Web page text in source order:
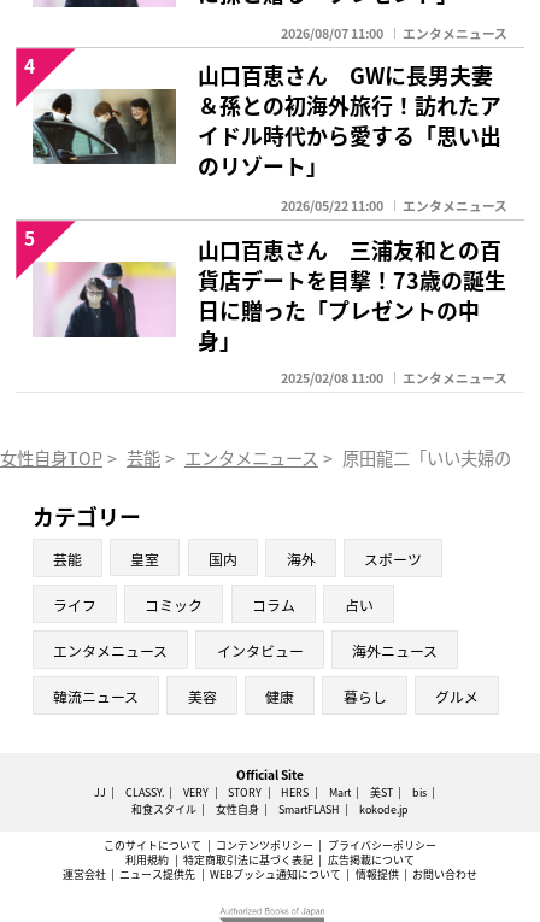
2026/08/07 11:00 エンタメニュース
山口百恵さん GWに長男夫妻
＆孫との初海外旅行！訪れたア
イドル時代から愛する「思い出
のリゾート」
2026/05/22 11:00 エンタメニュース
4
山口百恵さん 三浦友和との百
貨店デートを目撃！73歳の誕生
日に贈った「プレゼントの中
身」
2025/02/08 11:00 エンタメニュース
5
女性自身TOP > 芸能 > エンタメニュース > 原田龍二「いい夫婦の日
カテゴリー
芸能 皇室 国内 海外 スポーツ
ライフ コミック コラム 占い
エンタメニュース インタビュー 海外ニュース
韓流ニュース 美容 健康 暮らし グルメ
Official Site
JJ CLASSY. VERY STORY HERS Mart 美ST
bis
和食スタイル
女性自身 SmartFLASH kokode.jp
このサイトについて コンテンツポリシー
プライバシーポリシー
利用規約
特定商取引法に基づく表記
広告掲載について
運営会社
ニュース提供先 WEBプッシュ通知について 情報提供 お問い合わせ